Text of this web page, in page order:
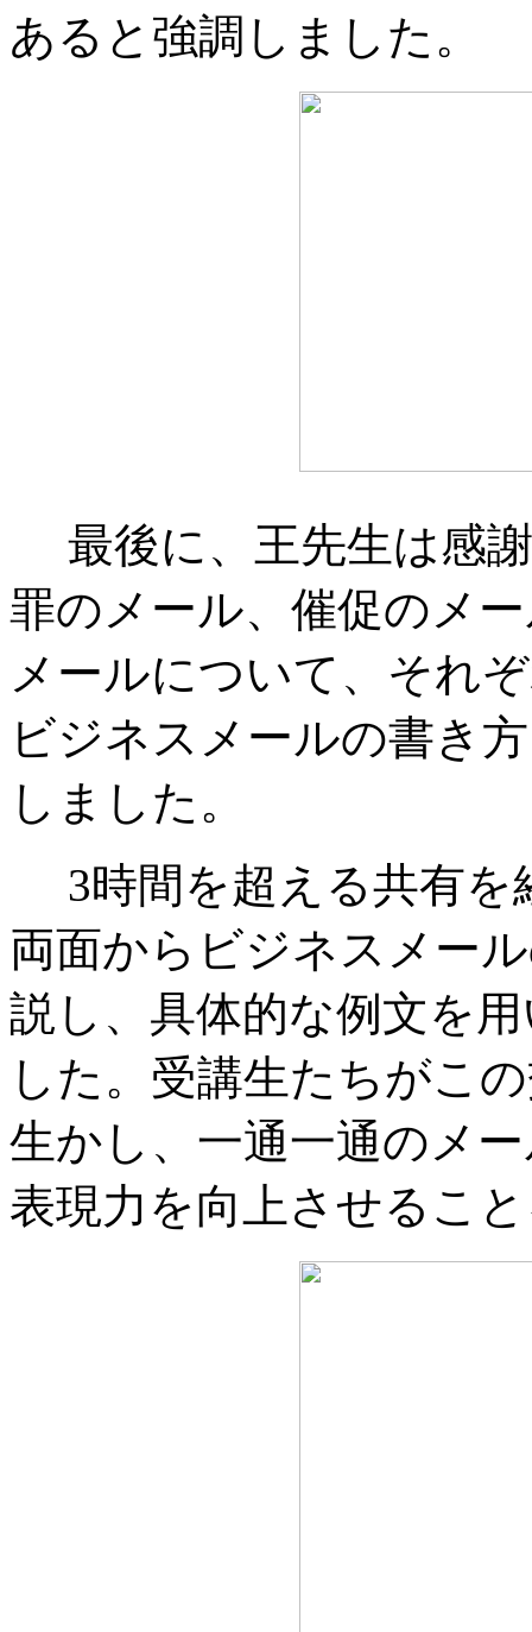
あると強調しました。
最後に、王先生は感
罪のメール、催促のメ
メールについて、それ
ビジネスメールの書き
しました。
3時間を超える共有
両面からビジネスメー
説し、具体的な例文を
した。受講生たちがこ
生かし、一通一通のメ
表現力を向上させるこ